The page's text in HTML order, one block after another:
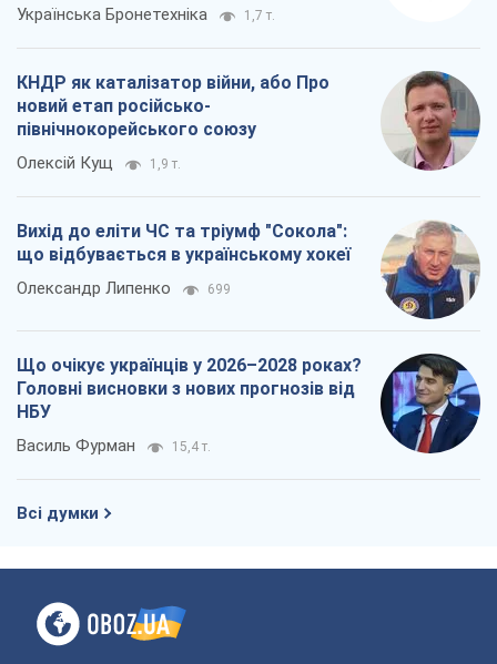
Українська Бронетехніка 1,7 т.
КНДР як каталізатор війни, або Про
новий етап російсько-
північнокорейського союзу
Олексій Кущ 1,9 т.
Вихід до еліти ЧС та тріумф "Сокола":
що відбувається в українському хокеї
Олександр Липенко 699
Що очікує українців у 2026–2028 роках?
Головні висновки з нових прогнозів від
НБУ
Василь Фурман 15,4 т.
Всі думки